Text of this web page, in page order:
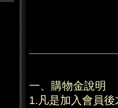
一、購物金說明
1.凡是加入會員